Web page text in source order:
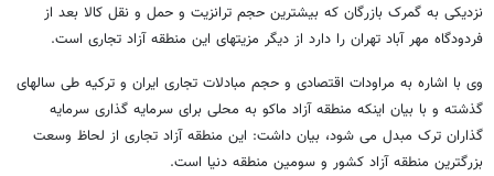
نزدیکی به گمرک بازرگان که بیشترین حجم ترانزیت و حمل و نقل کالا بعد از
فردودگاه مهر آباد تهران را دارد از دیگر مزیتهای این منطقه آزاد تجاری است.
وی با اشاره به مراودات اقتصادی و حجم مبادلات تجاری ایران و ترکیه طی سالهای
گذشته و با بیان اینکه منطقه آزاد ماکو به محلی برای سرمایه گذاری سرمایه
گذاران ترک مبدل می شود، بیان داشت: این منطقه آزاد تجاری از لحاظ وسعت
بزرگترین منطقه آزاد کشور و سومین منطقه دنیا است.